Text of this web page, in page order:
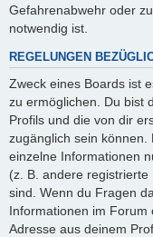
Gefahrenabwehr oder
notwendig ist.
REGELUNGEN
Zweck eines Boards ist
zu ermöglichen. Du bist
Profils und die von dir
zugänglich sein
einzelne Informationen
(z. B. andere
sind. Wenn du Fragen
Informationen im Forum
Adresse aus deinem